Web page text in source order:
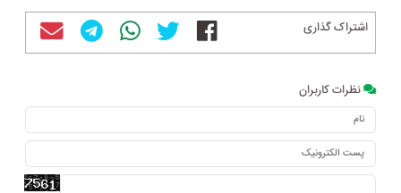
اشتراک گذاری
نظرات کاربران